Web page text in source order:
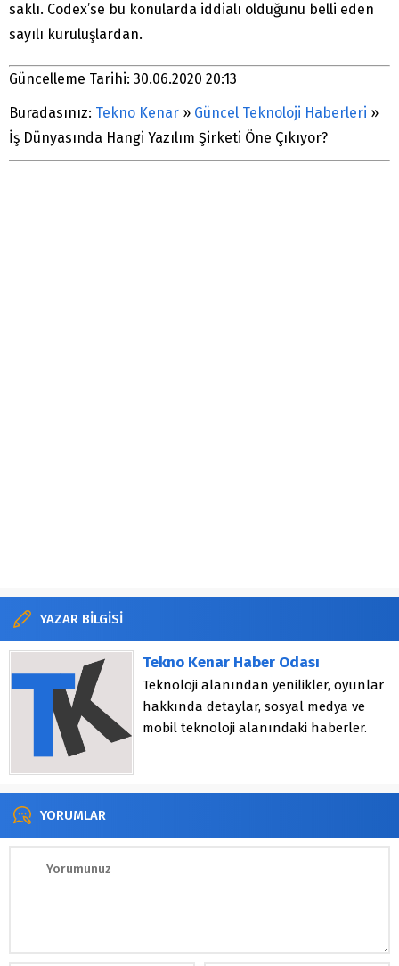
saklı. Codex’se bu konularda iddialı olduğunu belli eden
sayılı kuruluşlardan.
Güncelleme Tarihi: 30.06.2020 20:13
Buradasınız: Tekno Kenar » Güncel Teknoloji Haberleri »
İş Dünyasında Hangi Yazılım Şirketi Öne Çıkıyor?
YAZAR BİLGİSİ
Tekno Kenar Haber Odası
Teknoloji alanından yenilikler, oyunlar
hakkında detaylar, sosyal medya ve
mobil teknoloji alanındaki haberler.
YORUMLAR